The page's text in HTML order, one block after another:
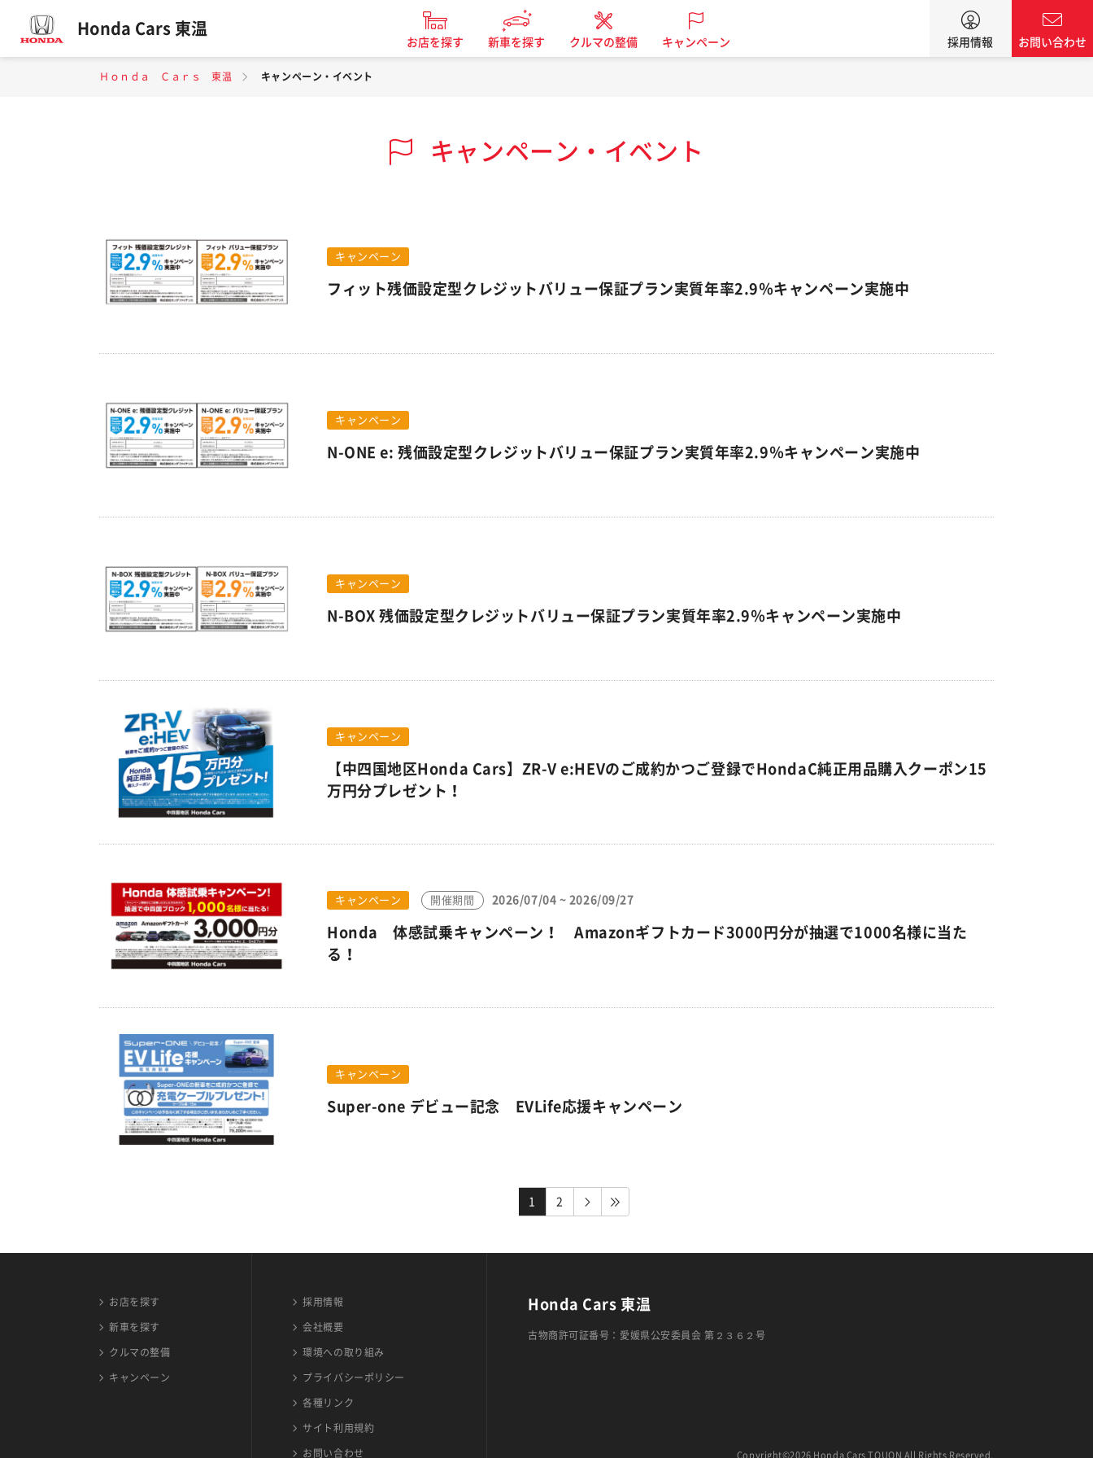
Honda Cars 東温
お店を探す 新車を探す クルマの整備 キャンペーン 採用情報 お問い合わせ
Ｈｏｎｄａ Ｃａｒｓ 東温 キャンペーン・イベント
キャンペーン・イベント
キャンペーン
フィット残価設定型クレジットバリュー保証プラン実質年率2.9％キャンペーン実施中
キャンペーン
N-ONE e: 残価設定型クレジットバリュー保証プラン実質年率2.9％キャンペーン実施中
キャンペーン
N-BOX 残価設定型クレジットバリュー保証プラン実質年率2.9％キャンペーン実施中
キャンペーン
【中四国地区Honda Cars】ZR-V e:HEVのご成約かつご登録でHondaC純正用品購入クーポン15
万円分プレゼント！
キャンペーン 開催期間 2026/07/04 ~ 2026/09/27
Honda 体感試乗キャンペーン！ Amazonギフトカード3000円分が抽選で1000名様に当た
る！
キャンペーン
Super-one デビュー記念 EVLife応援キャンペーン
1 2
お店を探す
新車を探す
クルマの整備
キャンペーン
採用情報
会社概要
環境への取り組み
プライバシーポリシー
各種リンク
サイト利用規約
お問い合わせ
Honda Cars 東温
古物商許可証番号：愛媛県公安委員会 第２３６２号
Copyright©2026 Honda Cars TOUON All Rights Reserved.